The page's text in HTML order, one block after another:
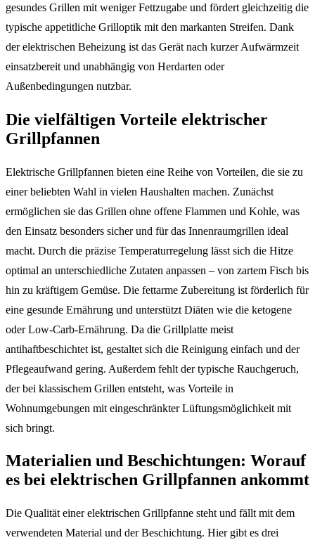
gesundes Grillen mit weniger Fettzugabe und fördert gleichzeitig die
typische appetitliche Grilloptik mit den markanten Streifen. Dank
der elektrischen Beheizung ist das Gerät nach kurzer Aufwärmzeit
einsatzbereit und unabhängig von Herdarten oder
Außenbedingungen nutzbar.
Die vielfältigen Vorteile elektrischer
Grillpfannen
Elektrische Grillpfannen bieten eine Reihe von Vorteilen, die sie zu
einer beliebten Wahl in vielen Haushalten machen. Zunächst
ermöglichen sie das Grillen ohne offene Flammen und Kohle, was
den Einsatz besonders sicher und für das Innenraumgrillen ideal
macht. Durch die präzise Temperaturregelung lässt sich die Hitze
optimal an unterschiedliche Zutaten anpassen – von zartem Fisch bis
hin zu kräftigem Gemüse. Die fettarme Zubereitung ist förderlich für
eine gesunde Ernährung und unterstützt Diäten wie die ketogene
oder Low-Carb-Ernährung. Da die Grillplatte meist
antihaftbeschichtet ist, gestaltet sich die Reinigung einfach und der
Pflegeaufwand gering. Außerdem fehlt der typische Rauchgeruch,
der bei klassischem Grillen entsteht, was Vorteile in
Wohnumgebungen mit eingeschränkter Lüftungsmöglichkeit mit
sich bringt.
Materialien und Beschichtungen: Worauf
es bei elektrischen Grillpfannen ankommt
Die Qualität einer elektrischen Grillpfanne steht und fällt mit dem
verwendeten Material und der Beschichtung. Hier gibt es drei